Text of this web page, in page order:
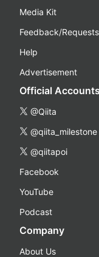
Media Kit
Feedback/Requests
Help
Advertisement
Official Accounts
@Qiita
@qiita_milestone
@qiitapoi
Facebook
YouTube
Podcast
Company
About Us